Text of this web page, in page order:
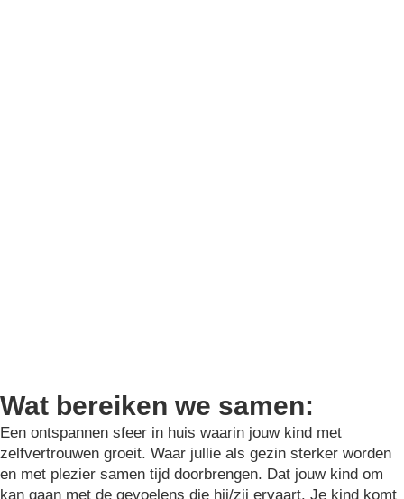
Wat bereiken we samen:
Een ontspannen sfeer in huis waarin jouw kind met
zelfvertrouwen groeit. Waar jullie als gezin sterker worden
en met plezier samen tijd doorbrengen. Dat jouw kind om
kan gaan met de gevoelens die hij/zij ervaart. Je kind komt